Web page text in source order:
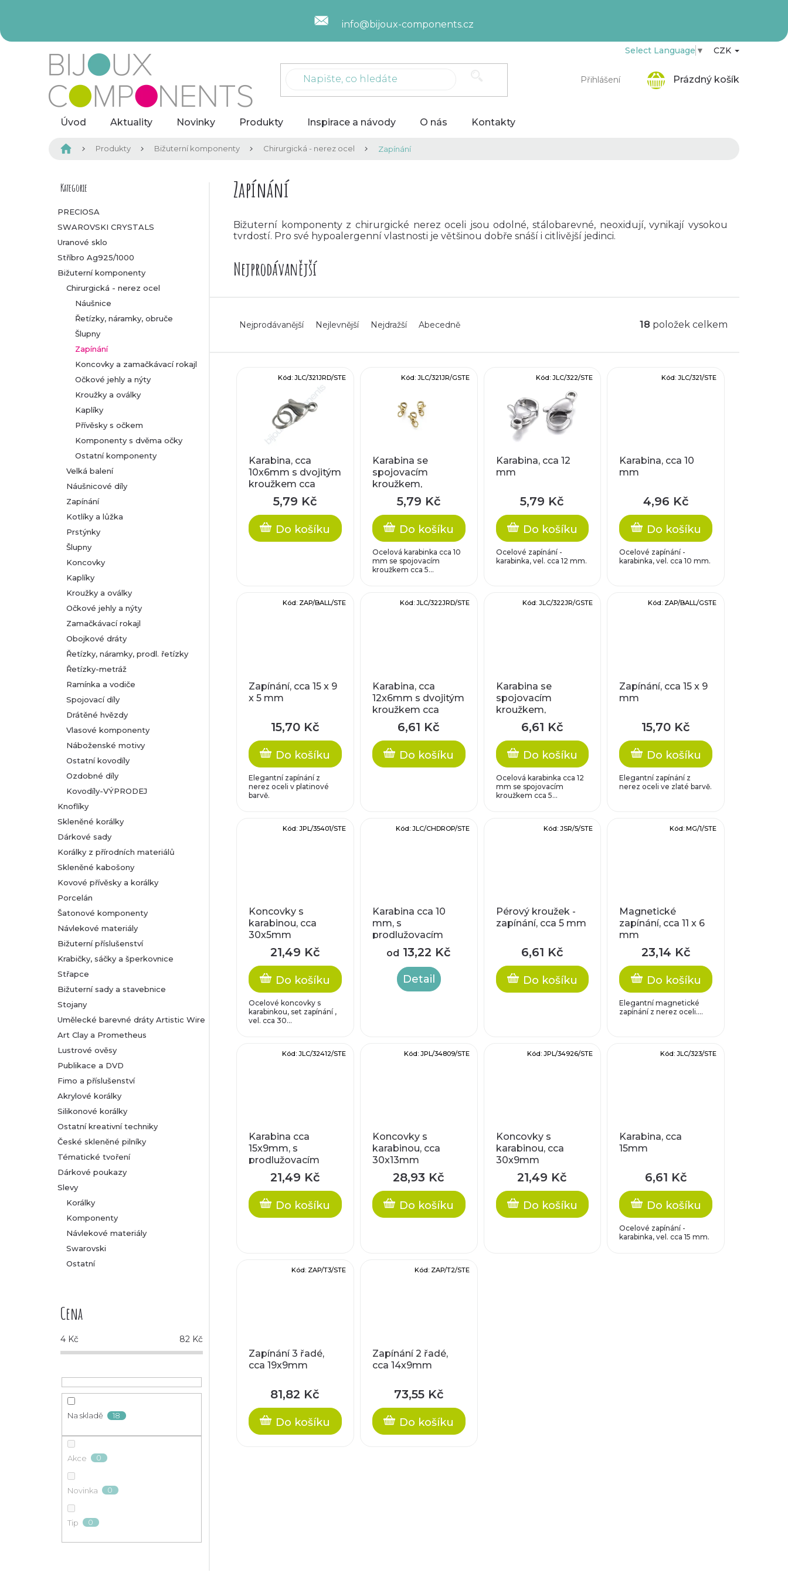
info@bijoux-components.cz
Přihlášení
Select Language ▼ CZK
Prázdný košík
Úvod Aktuality Novinky Produkty Inspirace a návody O nás Kontakty
Domů Produkty Bižuterní komponenty Chirurgická - nerez ocel Zapínání
P
o
s
t
n
Přeskočit
Kategorie
PRECIOSA
SWAROVSKI CRYSTALS
Uranové sklo
Stříbro Ag925/1000
Bižuterní komponenty
Chirurgická - nerez ocel
Náušnice
Řetízky, náramky, obruče
Šlupny
Zapínání
Koncovky a zamačkávací rokajl
Očkové jehly a nýty
Kroužky a oválky
Kaplíky
Přívěsky s očkem
Komponenty s dvěma očky
Ostatní komponenty
Velká balení
Náušnicové díly
Zapínání
Kotlíky a lůžka
Prstýnky
Šlupny
Koncovky
Kaplíky
Kroužky a oválky
Očkové jehly a nýty
Zamačkávací rokajl
Obojkové dráty
Řetízky, náramky, prodl. řetízky
Řetízky-metráž
Ramínka a vodiče
Spojovací díly
Drátěné hvězdy
Vlasové komponenty
Náboženské motivy
Ostatní kovodíly
Ozdobné díly
Kovodíly-VÝPRODEJ
Knoflíky
Skleněné korálky
Dárkové sady
Korálky z přírodních materiálů
Skleněné kabošony
Kovové přívěsky a korálky
Porcelán
Šatonové komponenty
Návlekové materiály
Bižuterní příslušenství
Krabičky, sáčky a šperkovnice
Střapce
Bižuterní sady a stavebnice
Stojany
Umělecké barevné dráty Artistic Wire
Art Clay a Prometheus
Lustrové ověsy
Publikace a DVD
Fimo a příslušenství
Akrylové korálky
Silikonové korálky
Ostatní kreativní techniky
České skleněné pilníky
Tématické tvoření
Dárkové poukazy
Slevy
Korálky
Komponenty
Návlekové materiály
Swarovski
Ostatní
Cena
4 Kč 82 Kč
Na skladě 18
Akce 0
Novinka 0
Tip 0
Zapínání
Bižuterní komponenty z chirurgické nerez oceli jsou odolné, stálobarevné, neoxidují, vynikají vysokou
tvrdostí. Pro své hypoalergenní vlastnosti je většinou dobře snáší i citlivější jedinci.
Nejprodávanější
Nejprodávanější Nejlevnější Nejdražší Abecedně 18 položek celkem
Karabina, cca
10x6mm s dvojitým
kroužkem cca
5x0,6mm5,79 Kč
Do košíku
Kód: JLC/321JRD/STE
Karabina se
spojovacím
kroužkem,
karabinka cca 10
mm, kroužek cca 5
x 0,6mm
5,79 Kč
Do košíku
Ocelová karabinka cca 10
mm se spojovacím
kroužkem cca 5...
Kód: JLC/321JR/GSTE
Karabina, cca 12
mm
5,79 Kč
Do košíku
Ocelové zapínání -
karabinka, vel. cca 12 mm.
Kód:JLC/322/STE
Karabina, cca 10
mm
4,96 Kč
Do košíku
Ocelové zapínání -
karabinka, vel. cca 10 mm.
Kód: JLC/321/STE
Zapínání, cca 15 x 9
x 5 mm
15,70 Kč
Do košíku
Elegantní zapínání z
nerez oceli v platinové
barvě.
Kód: ZAP/BALL/STE
Karabina, cca
12x6mm s dvojitým
kroužkem cca
5x0,6mm6,61 Kč
Do košíku
Kód: JLC/322JRD/STE
Karabina se
spojovacím
kroužkem,
karabinka cca 12
mm, kroužek cca 5
x 0,6mm
6,61 Kč
Do košíku
Ocelová karabinka cca 12
mm se spojovacím
kroužkem cca 5...
Kód:JLC/322JR/GSTE
Zapínání, cca 15 x 9
mm
15,70 Kč
Do košíku
Elegantní zapínání z
nerez oceli ve zlaté barvě.
Kód: ZAP/BALL/GSTE
Koncovky s
karabinou, cca
30x5mm
21,49 Kč
Do košíku
Ocelové koncovky s
karabinkou, set zapínání ,
vel. cca 30...
Kód: JPL/35401/STE
Karabina cca 10
mm, s
prodlužovacím
řetízkem s kapkou
cca 55 mm
od 13,22 Kč
Detail
Kód: JLC/CHDROP/STE
Pérový kroužek -
zapínání, cca 5 mm
6,61 Kč
Do košíku
Kód:JSR/5/STE
Magnetické
zapínání, cca 11 x 6
mm
23,14 Kč
Do košíku
Elegantní magnetické
zapínání z nerez oceli....
Kód: MG/1/STE
Karabina cca
15x9mm, s
prodlužovacím
řetízkem cca
4,5cm21,49 Kč
Do košíku
Kód: JLC/32412/STE
Koncovky s
karabinou, cca
30x13mm
28,93 Kč
Do košíku
Kód: JPL/34809/STE
Koncovky s
karabinou, cca
30x9mm
21,49 Kč
Do košíku
Kód:JPL/34926/STE
Karabina, cca
15mm
6,61 Kč
Do košíku
Ocelové zapínání -
karabinka, vel. cca 15 mm.
Kód: JLC/323/STE
Zapínání 3 řadé,
cca 19x9mm
81,82 Kč
Do košíku
Kód: ZAP/T3/STE
Zapínání 2 řadé,
cca 14x9mm
73,55 Kč
Do košíku
Kód: ZAP/T2/STE